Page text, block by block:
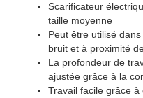
Scarificateur
taille moyenne
Peut être utilisé
bruit et à proximité
La profondeur de
ajustée grâce à la
Travail facile grâce